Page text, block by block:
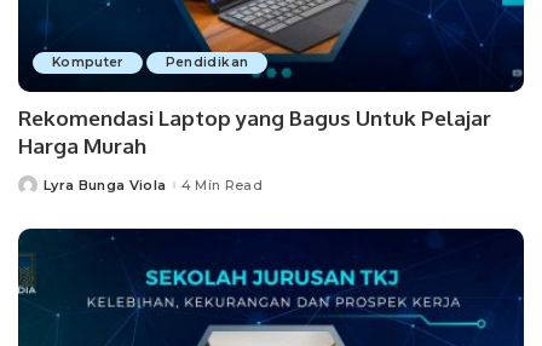
Komputer Pendidikan
Rekomendasi Laptop yang Bagus Untuk Pelajar
Harga Murah
PostedLyra Bunga Viola 4 Min Read